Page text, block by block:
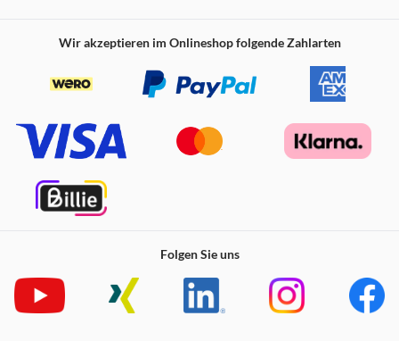
Wir akzeptieren im Onlineshop folgende Zahlarten
Folgen Sie uns